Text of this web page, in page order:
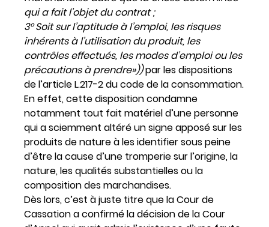
qui a fait l’objet du contrat ;
3° Soit sur l’aptitude à l’emploi, les risques
inhérents à l’utilisation du produit, les
contrôles effectués, les modes d’emploi ou les
précautions à prendre»))par les dispositions
de l’article L.217-2 du code de la consommation.
En effet, cette disposition condamne
notamment tout fait matériel d’une personne
qui a sciemment altéré un signe apposé sur les
produits de nature à les identifier sous peine
d’être la cause d’une tromperie sur l’origine, la
nature, les qualités substantielles ou la
composition des marchandises.
Dès lors, c’est à juste titre que la Cour de
Cassation a confirmé la décision de la Cour